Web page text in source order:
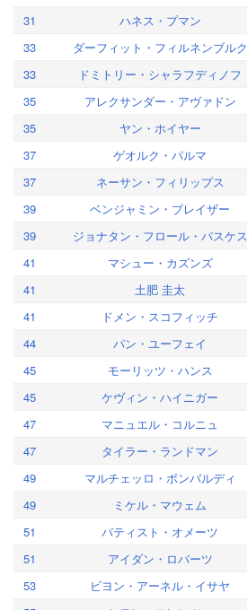
31
ハネス・プマン
33
ダーフィット・フィルネンブルク
33
ドミトリー・シャラフディノフ
35
アレクサンダー・アヴァドン
35
ヤン・ホイヤー
37
ゲオルク・パルマ
37
ネーサン・フィリップス
39
ベンジャミン・ブレイザー
39
ジョナタン・フロール・バスケス
41
マシュー・カズンズ
41
土肥 圭太
41
ドメン・スコフィッチ
44
パン・ユーフェイ
45
モーリッツ・ハンス
45
ケヴィン・ハイニガー
47
マニュエル・コルニュ
47
タイラー・ランドマン
49
マルチェッロ・ボンバルディ
49
ミケル・マウェム
51
バティスト・オメーツ
51
アイダン・ロバーツ
53
ビヨン・アーネル・イサヤ